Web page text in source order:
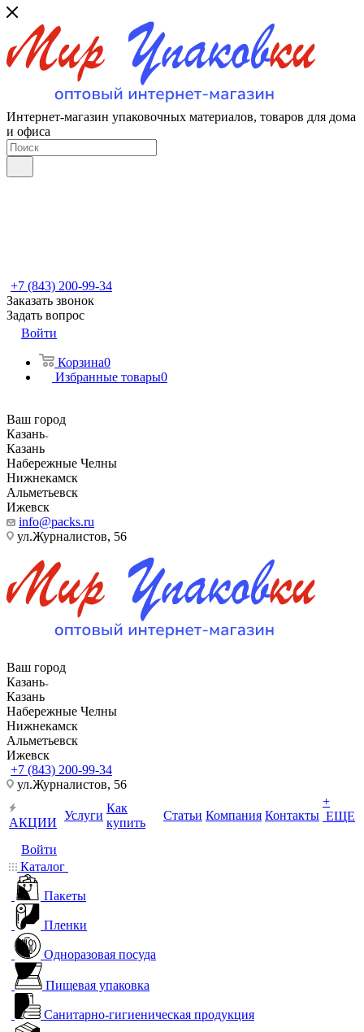
Интернет-магазин упаковочных материалов, товаров для дома
и офиса
+7 (843) 200-99-34
Заказать звонок
Задать вопрос
Войти
Корзина0
Избранные товары0
Ваш город
Казань
Казань
Набережные Челны
Нижнекамск
Альметьевск
Ижевск
info@packs.ru
ул.Журналистов, 56
Ваш город
Казань
Казань
Набережные Челны
Нижнекамск
Альметьевск
Ижевск
+7 (843) 200-99-34
ул.Журналистов, 56
АКЦИИ
Услуги
Как
купить
Статьи Компания Контакты
+
ЕЩЕ
Войти
Каталог
Пакеты
Пленки
Одноразовая посуда
Пищевая упаковка
Санитарно-гигиеническая продукция